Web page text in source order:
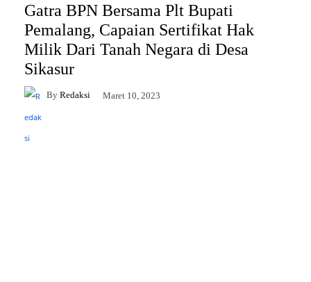
Gatra BPN Bersama Plt Bupati
Pemalang, Capaian Sertifikat Hak
Milik Dari Tanah Negara di Desa
Sikasur
By Redaksi Maret 10, 2023